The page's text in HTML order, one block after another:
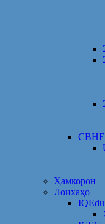
CBHE
Ҳамкорон
Лоихаҳо